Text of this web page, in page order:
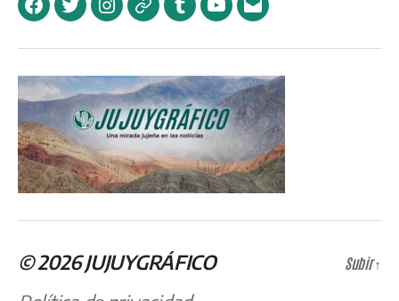
FacebookTwitterInstagramTelegramTumblrYouTubeCorreo
© 2026JUJUYGRÁFICO
Subir↑